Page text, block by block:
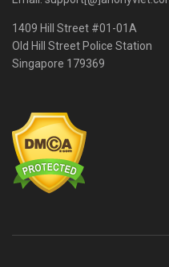
1409 Hill Street #01-01A
Old Hill Street Police Station
Singapore 179369